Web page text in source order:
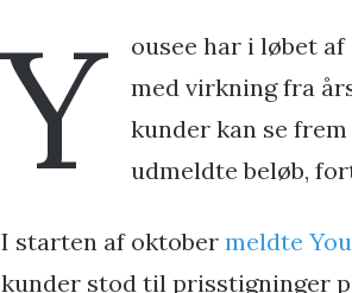
Y
ousee har i løbet
med virkning fra
kunder kan se
udmeldte beløb,
I starten af oktober meldte
kunder stod til prisstigninger